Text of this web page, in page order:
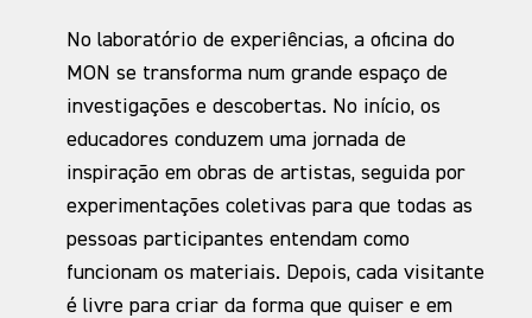
No laboratório de experiências, a oficina do
MON se transforma num grande espaço de
investigações e descobertas. No início, os
educadores conduzem uma jornada de
inspiração em obras de artistas, seguida por
experimentações coletivas para que todas as
pessoas participantes entendam como
funcionam os materiais. Depois, cada visitante
é livre para criar da forma que quiser e em